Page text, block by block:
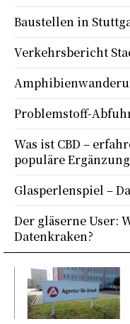
Baustellen in
Verkehrsbericht
Problemstoff-
Was ist CBD –
populäre
Glasperlenspiel –
Der gläserne User:
Datenkraken?